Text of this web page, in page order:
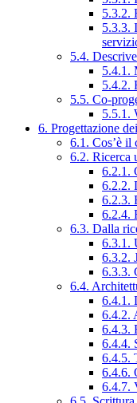
5.3.2.
5.3.3.
5.4.
5.4.1.
5.4.2.
5.5. Co-
5.5.1.
6. Progettazione
6.1. Cos’è il
6.2. Ricerca
6.2.1.
6.2.2.
6.2.3.
6.2.4.
6.3. Dalla
6.3.1.
6.3.2.
6.3.3.
6.4.
6.4.1.
6.4.2.
6.4.3.
6.4.4.
6.4.5.
6.4.6.
6.4.7.